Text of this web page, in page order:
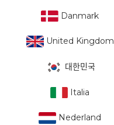
Danmark
United Kingdom
대한민국
Italia
Nederland